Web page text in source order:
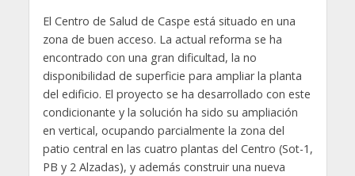
El Centro de Salud de Caspe está situado en una
zona de buen acceso. La actual reforma se ha
encontrado con una gran dificultad, la no
disponibilidad de superficie para ampliar la planta
del edificio. El proyecto se ha desarrollado con este
condicionante y la solución ha sido su ampliación
en vertical, ocupando parcialmente la zona del
patio central en las cuatro plantas del Centro (Sot-1,
PB y 2 Alzadas), y además construir una nueva